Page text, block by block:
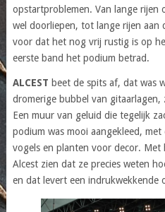
opstartproblemen. Van lange rijen
wel doorliepen, tot lange rijen aan
voor dat het nog vrij rustig is op
eerste band het podium betrad.
ALCEST beet de spits af, dat was
dromerige bubbel van gitaarlagen,
Een muur van geluid die tegelijk
podium was mooi aangekleed,
vogels en planten voor decor.
Alcest zien dat ze precies weten
en dat levert een indrukwekkende